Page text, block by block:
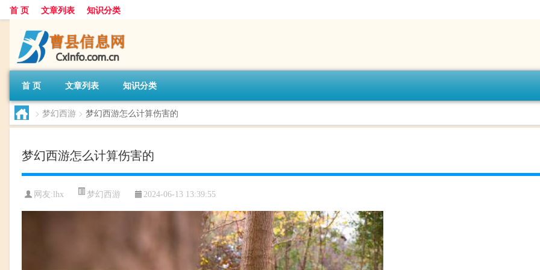
首 页 文章列表 知识分类
首 页 文章列表 知识分类
> 梦幻西游 > 梦幻西游怎么计算伤害的
梦幻西游怎么计算伤害的
网友: lhx 梦幻西游 2024-06-13 13:39:55